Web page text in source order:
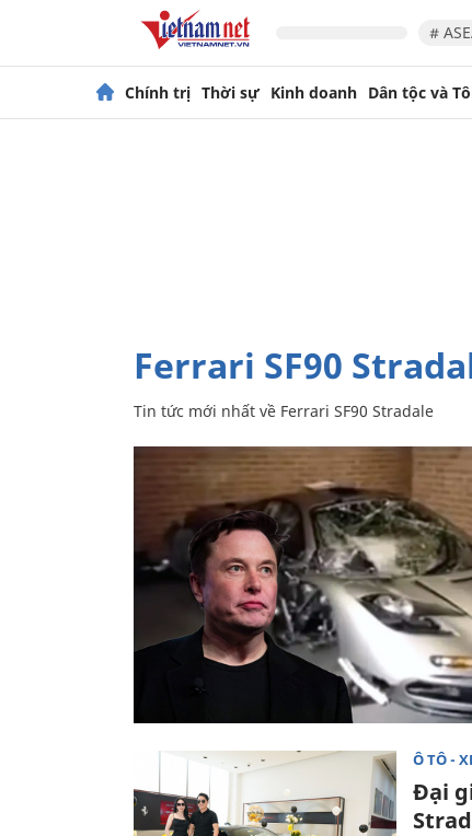
#
Chính trị Thời sự Kinh doanh Dân tộc và
Ferrari SF90
Tin tức mới nhất về Ferrari SF90 Stradale
Ô TÔ -
Đại